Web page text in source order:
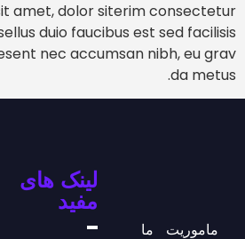
amet, dolor siterim consectetur
duio faucibus est sed facilisis
nec accumsan nibh, eu grav
da metus.
ماموریت ما
لینک های
مفید